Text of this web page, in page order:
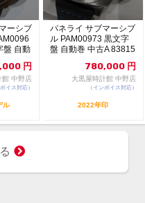
ーシブ
盤 自動
円
館 中野店
ボイス対応）
ル
パネライ サブマーシブ
ル PAM00973 黒文字
盤 自動巻 中古A 83815
780,000 円
大黒屋時計館 中野店
（インボイス対応）
2022年印
る